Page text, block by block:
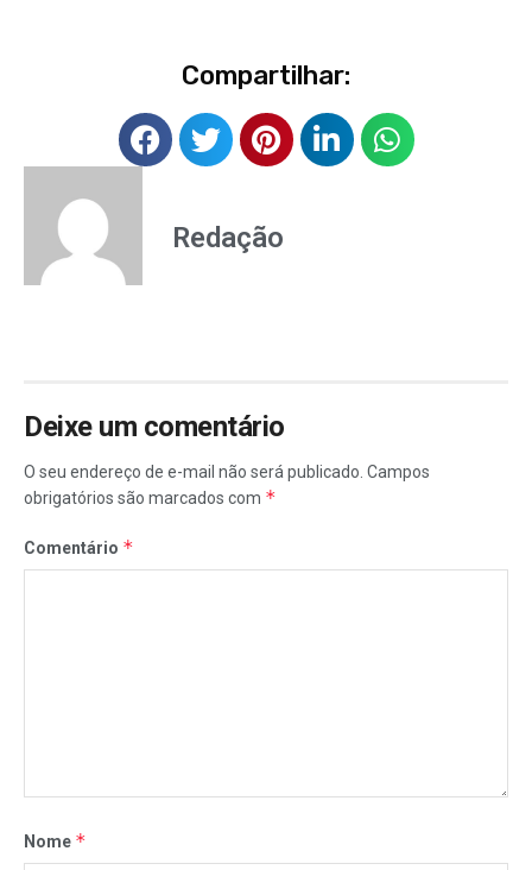
Compartilhar:
Redação
Deixe um comentário
O seu endereço de e-mail não será publicado. Campos
obrigatórios são marcados com *
Comentário *
Nome *